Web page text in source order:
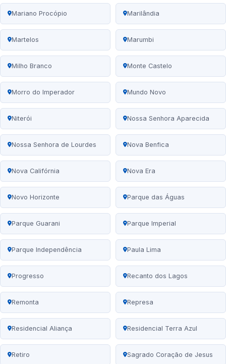
Mariano Procópio Marilândia
Martelos Marumbi
Milho Branco Monte Castelo
Morro do Imperador Mundo Novo
Niterói Nossa Senhora Aparecida
Nossa Senhora de Lourdes Nova Benfica
Nova Califórnia Nova Era
Novo Horizonte Parque das Águas
Parque Guarani Parque Imperial
Parque Independência Paula Lima
Progresso Recanto dos Lagos
Remonta Represa
Residencial Aliança Residencial Terra Azul
Retiro Sagrado Coração de Jesus